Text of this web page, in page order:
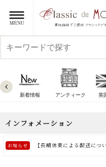
新着情報 アンティーク 英